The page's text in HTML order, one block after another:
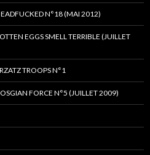
N°18 (MAI 2012)
EGGS SMELL TERRIBLE (JUILLET
TROOPS N°1
FORCE N°5 (JUILLET 2009)